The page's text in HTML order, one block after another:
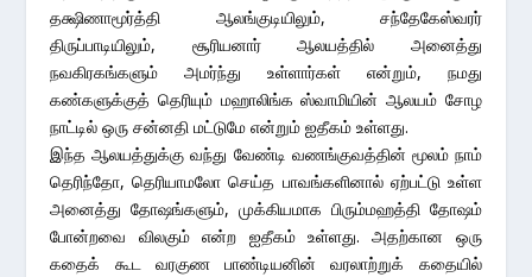
தக்ஷிணாமூர்த்தி ஆலங்குடியிலும், சந்தேகேஸ்வரர்
திருப்பாடியிலும், சூரியனார் ஆலயத்தில் அனைத்து
நவகிரகங்களும் அமர்ந்து உள்ளார்கள் என்றும், நமது
கண்களுக்குத் தெரியும் மஹாலிங்க ஸ்வாமியின் ஆலயம் சோழ
நாட்டில் ஒரு சன்னதி மட்டுமே என்றும் ஐதீகம் உள்ளது.
இந்த ஆலயத்துக்கு வந்து வேண்டி வணங்குவத்தின் மூலம் நாம்
தெரிந்தோ, தெரியாமலோ செய்த பாவங்களினால் ஏற்பட்டு உள்ள
அனைத்து தோஷங்களும், முக்கியமாக பிரும்மஹத்தி தோஷம்
போன்றவை விலகும் என்ற ஐதீகம் உள்ளது. அதற்கான ஒரு
கதைக் கூட வரகுண பாண்டியனின் வரலாற்றுக் கதையில்